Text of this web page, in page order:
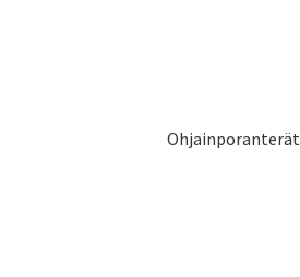
Ohjainporanterät